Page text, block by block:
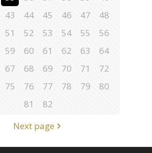
43 44 45 46 47
48
51 52 53 54 55
56
59 60 61 62 63
64
67 68 69 70 71
72
75 76 77 78 79
80
81
82
Next page